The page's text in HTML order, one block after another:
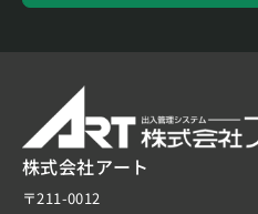
株式会社アート
〒211-0012